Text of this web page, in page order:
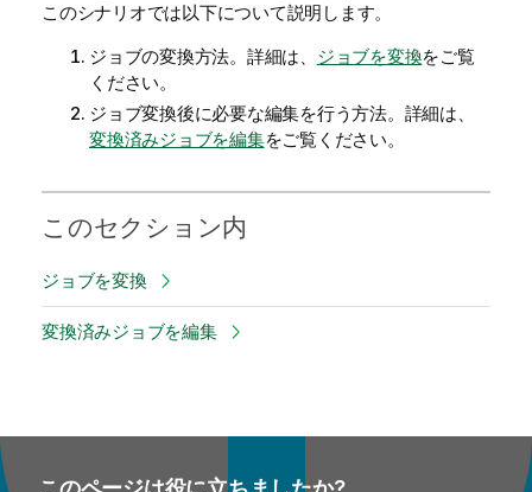
このシナリオでは以下について説明します。
ジョブの変換方法。詳細は、 ジョブを変換をご覧
ください。
ジョブ変換後に必要な編集を行う方法。詳細は、
変換済みジョブを編集をご覧ください。
このセクション内
ジョブを変換
変換済みジョブを編集